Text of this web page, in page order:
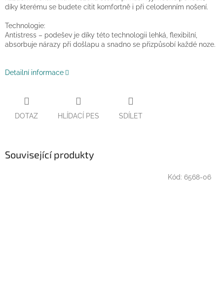
díky kterému se budete cítit komfortně i při celodenním nošení.
Technologie:
Antistress – podešev je díky této technologii lehká, flexibilní,
absorbuje nárazy při došlapu a snadno se přizpůsobí každé noze.
Detailní informace
DOTAZ HLÍDACÍ PES SDÍLET
Související produkty
Kód: 6568-06